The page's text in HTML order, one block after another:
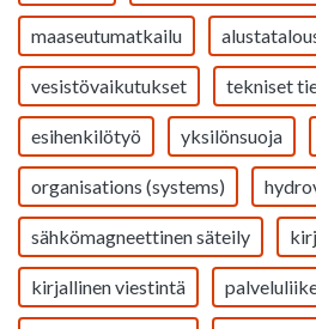
maaseutumatkailu
vesistövaikutukset tekniset
esihenkilötyö yksilönsuoja
organisations (systems)
sähkömagneettinen säteily
kirjallinen viestintä